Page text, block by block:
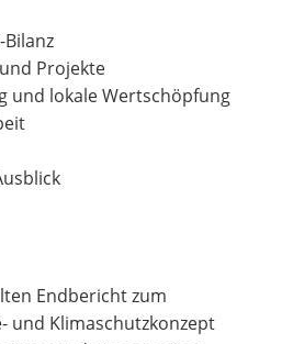
Bilanz
Projekte
und lokale Wertschöpfung
Endbericht zum
und Klimaschutzkonzept